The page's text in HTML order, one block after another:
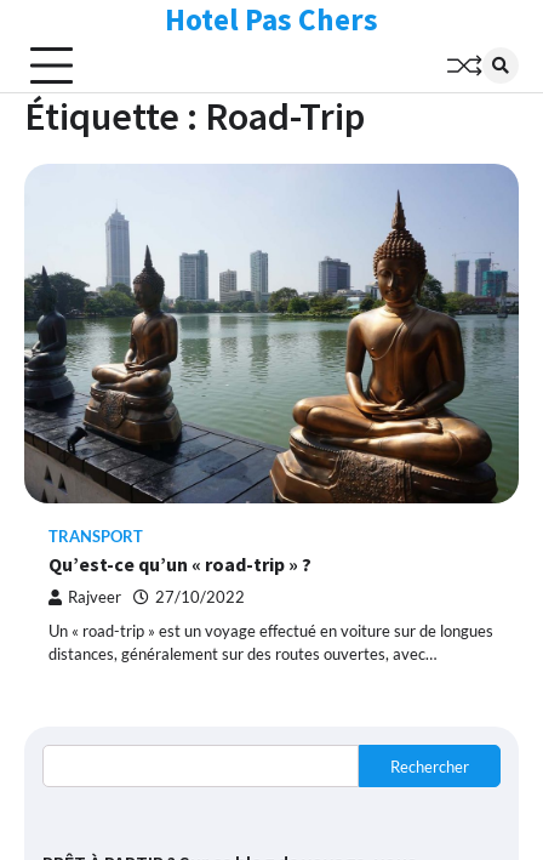
content
Hotel Pas Chers
Étiquette : Road-Trip
TRANSPORT
Qu’est-ce qu’un « road-trip » ?
Rajveer 27/10/2022
Un « road-trip » est un voyage effectué en voiture sur de longues
distances, généralement sur des routes ouvertes, avec…
Rechercher